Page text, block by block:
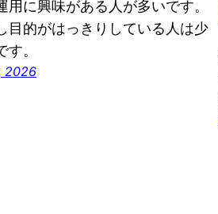
用に興味がある人が多いです。
目的がはっきりしている人は少
す。
2026